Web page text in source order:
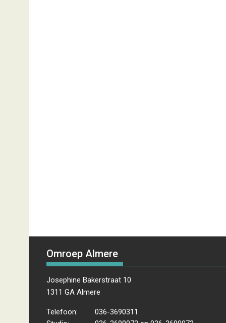
Omroep Almere
Josephine Bakerstraat 10
1311 GA Almere
Telefoon:
036-3690311